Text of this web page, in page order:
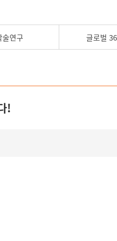
술연구 글로벌
!